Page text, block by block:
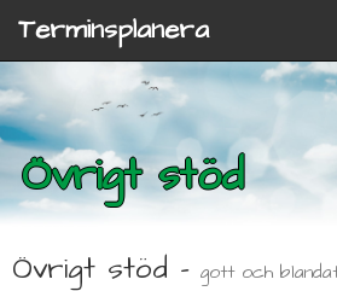
Terminsplanera
Övrigt stöd
Övrigt stöd - gott och